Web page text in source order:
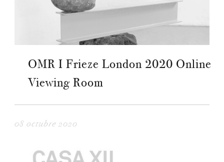
OMR I Frieze London 2020 Online
Viewing Room
08 octubre 2020